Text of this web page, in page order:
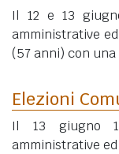
Il 12 e 13
amministrative
(57 anni) con
Elezioni
Il 13 giugno
amministrative